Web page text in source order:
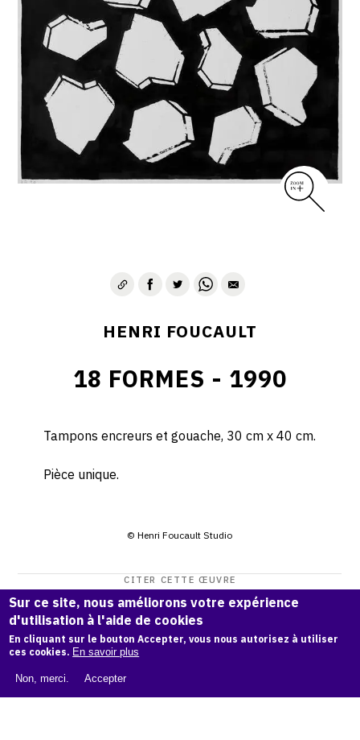
06_ARCHIVES
CONTACT
HENRI FOUCAULT
18 FORMES - 1990
Tampons encreurs et gouache, 30 cm x 40 cm.
Pièce unique.
© Henri Foucault Studio
CITER CETTE ŒUVRE
Henri Foucault,18 formes - 1990.
Catalogue raisonné Henri Foucault
b7
COPIER LA CITATION
Sur ce site, nous améliorons votre expérience
d'utilisation à l'aide de cookies
En cliquant sur le bouton Accepter, vous nous autorisez à utiliser
ces cookies. En savoir plus
Non, merci. Accepter